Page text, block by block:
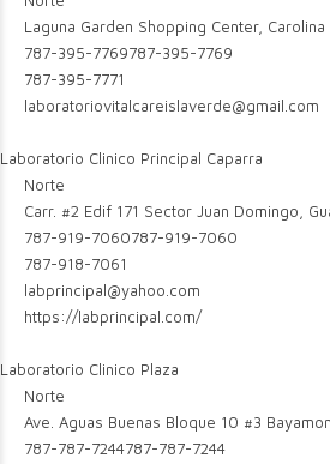
Laguna Garden Shopping Center, Carolina
787-395-7769787-395-7769
787-395-7771
laboratoriovitalcareislaverde@gmail.com
Laboratorio Clinico Principal Caparra
Norte
Carr. #2 Edif 171 Sector Juan Domingo,
787-919-7060787-919-7060
787-918-7061
labprincipal@yahoo.com
https://labprincipal.com/
Laboratorio Clinico Plaza
Norte
Ave. Aguas Buenas Bloque 10 #3 Bayamon
787-787-7244787-787-7244